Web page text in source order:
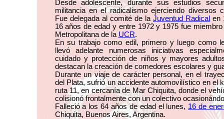
Desde adolescente, durante sus estudios
militancia en el radicalismo ejerciendo diversos
Fue delegada al comité de la Juventud Radical en
16 años de edad y entre 1972 y 1975 fue
Metropolitana de la UCR.
En su trabajo como edil, primero y luego como
llevó adelante numerosas iniciativas
cuidado y protección de niños y mayores
destacan la creación de comedores escolares y
Durante un viaje de carácter personal, en el
del Plata, sufrió un accidente automovilístico en el
ruta 11, en cercanía de Mar Chiquita, donde el
colisionó frontalmente con un colectivo
Falleció a los 64 años de edad el lunes, 16 de
Chiquita, Buenos Aires, Argentina.